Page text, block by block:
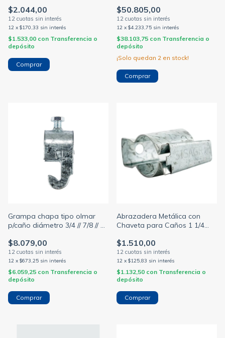
// 1 y 1/4 // 1 y 1/2 // 2p x 1 / 10
/ 100 unidades (MILANO)
$2.044,00
12 x $170,33 sin interés
$1.533,00 con Transferencia o
depósito
Comprar
(MILANO)
$50.805,00
12 x $4.233,75 sin interés
$38.103,75 con Transferencia o
depósito
¡Solo quedan 2 en stock!
Grampa chapa tipo olmar
p/caño diámetro 3/4 // 7/8 // 1
100 unidades
$8.079,00
12 x $673,25 sin interés
$6.059,25 con Transferencia o
depósito
Comprar
Abrazadera Metálica con
Chaveta para Caños 1 1/4
$1.510,00
12 x $125,83 sin interés
$1.132,50 con Transferencia o
depósito